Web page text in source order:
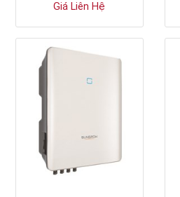
Giá Liên Hệ